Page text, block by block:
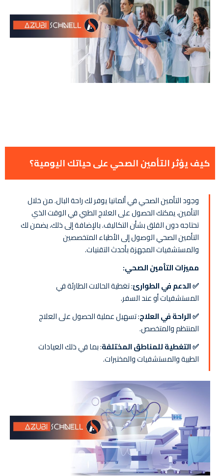
كيف يؤثر التأمين الصحي على حياتك اليومية؟
وجود التأمين الصحي في ألمانيا يوفر لك راحة البال. من خلال
التأمين، يمكنك الحصول على العلاج الطبي في الوقت الذي
تحتاجه دون القلق بشأن التكاليف. بالإضافة إلى ذلك، يضمن لك
التأمين الصحي الوصول إلى الأطباء المتخصصين
والمستشفيات المجهزة بأحدث التقنيات.
مميزات التأمين الصحي:
✅ الدعم في الطوارئ: تغطية الحالات الطارئة في
المستشفيات أو عند السفر.
✅ الراحة في العلاج: تسهيل عملية الحصول على العلاج
المنتظم والمتخصص.
✅ التغطية للمناطق المختلفة: بما في ذلك العيادات
الطبية والمستشفيات والمختبرات.